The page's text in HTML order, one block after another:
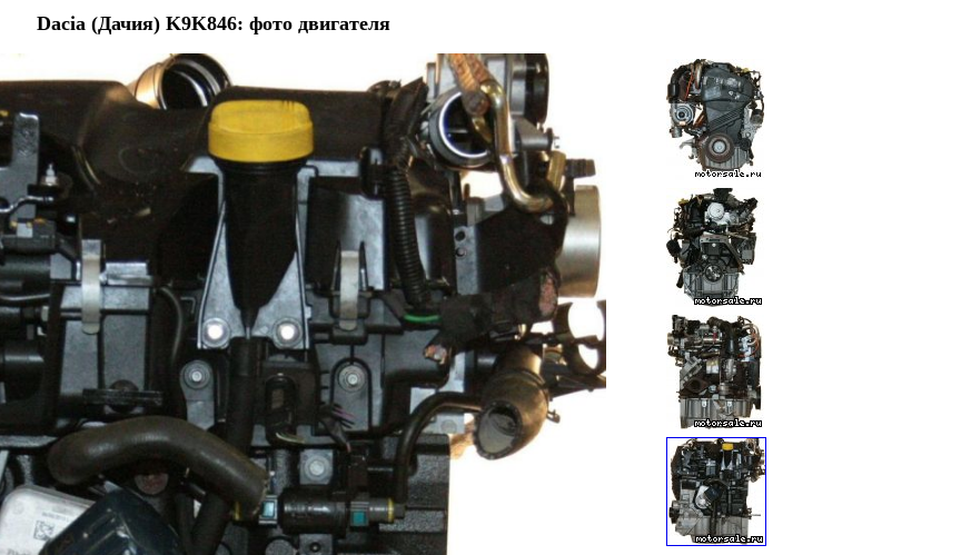
Dacia (Дачия) K9K846: фото двигателя